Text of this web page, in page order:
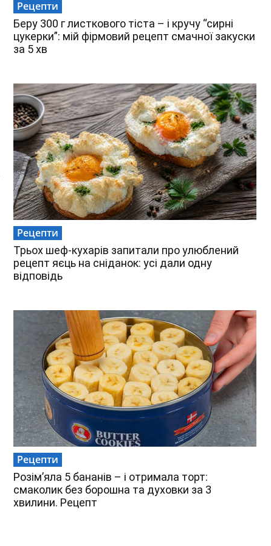
Рецепти
Беру 300 г листкового тіста – і кручу “сирні
цукерки”: мій фірмовий рецепт смачної закуски
за 5 хв
Рецепти
Трьох шеф-кухарів запитали про улюблений
рецепт яєць на сніданок: усі дали одну
відповідь
Рецепти
Розім’яла 5 бананів – і отримала торт:
смаколик без борошна та духовки за 3
хвилини. Рецепт